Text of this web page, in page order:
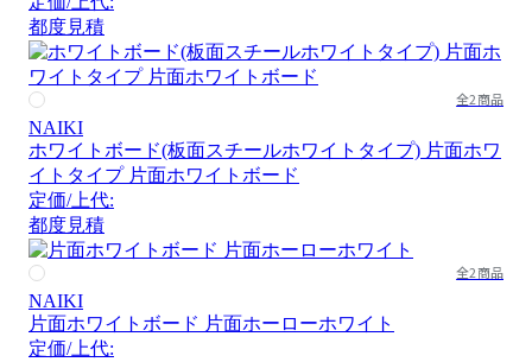
都度見積
全2商品
NAIKI
ホワイトボード(板面スチールホワイトタイプ) 片面ホワ
イトタイプ 片面ホワイトボード
定価/上代:
都度見積
全2商品
NAIKI
片面ホワイトボード 片面ホーローホワイト
定価/上代: